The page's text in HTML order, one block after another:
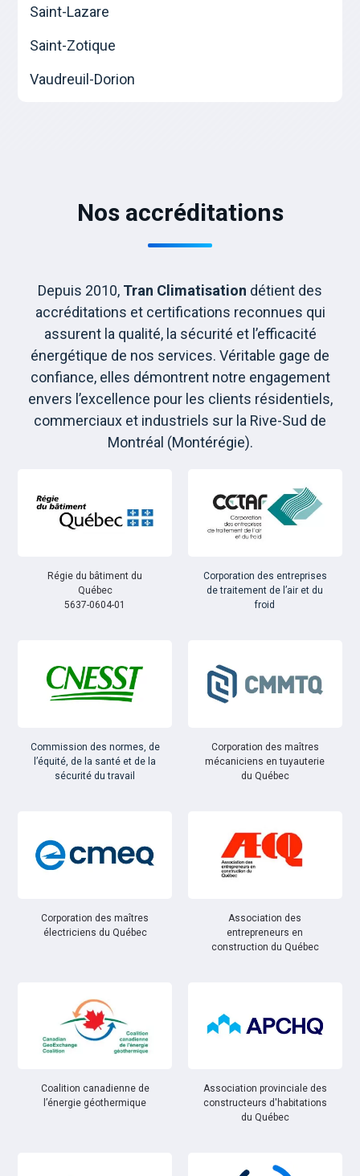
Saint-Lazare
Saint-Zotique
Vaudreuil-Dorion
Nos accréditations
Depuis 2010, Tran Climatisation détient des
accréditations et certifications reconnues qui
assurent la qualité, la sécurité et l’efficacité
énergétique de nos services. Véritable gage de
confiance, elles démontrent notre engagement
envers l’excellence pour les clients résidentiels,
commerciaux et industriels sur la Rive-Sud de
Montréal (Montérégie).
Régie du bâtiment du
Québec
5637-0604-01
Corporation des entreprises
de traitement de l’air et du
froid
Commission des normes, de
l’équité, de la santé et de la
sécurité du travail
Corporation des maîtres
mécaniciens en tuyauterie
du Québec
Corporation des maîtres
électriciens du Québec
Association des
entrepreneurs en
construction du Québec
Coalition canadienne de
l’énergie géothermique
Association provinciale des
constructeurs d'habitations
du Québec